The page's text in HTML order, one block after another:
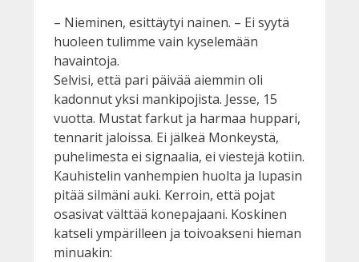
– Nieminen, esittäytyi nainen. – Ei syytä
huoleen tulimme vain kyselemään
havaintoja.
Selvisi, että pari päivää aiemmin oli
kadonnut yksi mankipojista. Jesse, 15
vuotta. Mustat farkut ja harmaa huppari,
tennarit jaloissa. Ei jälkeä Monkeystä,
puhelimesta ei signaalia, ei viestejä kotiin.
Kauhistelin vanhempien huolta ja lupasin
pitää silmäni auki. Kerroin, että pojat
osasivat välttää konepajaani. Koskinen
katseli ympärilleen ja toivoakseni hieman
minuakin: